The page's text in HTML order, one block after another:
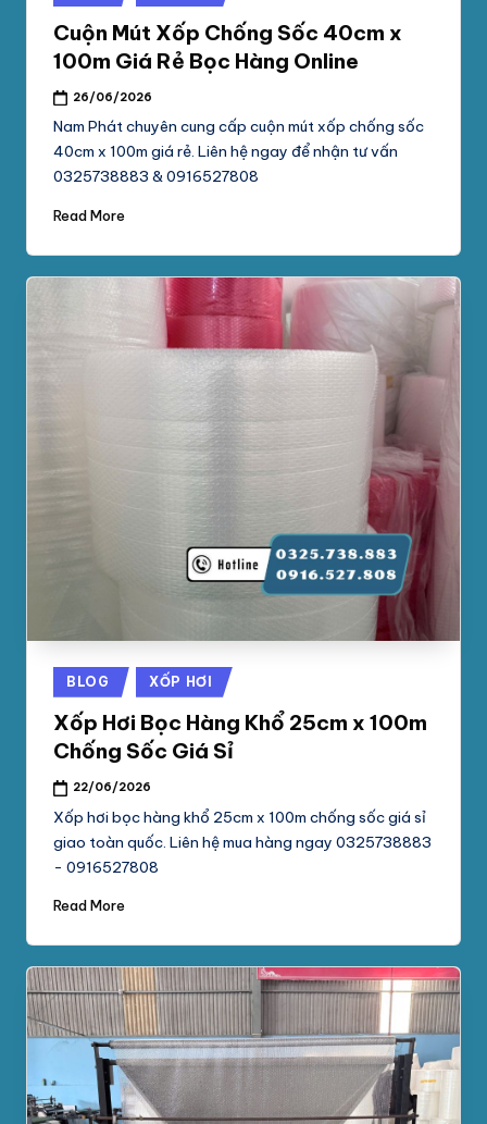
in
Cuộn Mút Xốp Chống Sốc 40cm x
100m Giá Rẻ Bọc Hàng Online
26/06/2026
Nam Phát chuyên cung cấp cuộn mút xốp chống sốc
40cm x 100m giá rẻ. Liên hệ ngay để nhận tư vấn
0325738883 & 0916527808
Read More
Posted
in
BLOG XỐP HƠI
Xốp Hơi Bọc Hàng Khổ 25cm x 100m
Chống Sốc Giá Sỉ
22/06/2026
Xốp hơi bọc hàng khổ 25cm x 100m chống sốc giá sỉ
giao toàn quốc. Liên hệ mua hàng ngay 0325738883
- 0916527808
Read More